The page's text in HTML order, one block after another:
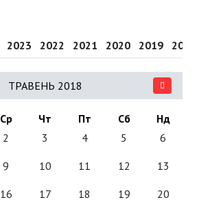
2023 2022 2021 2020 2019 2018
ТРАВЕНЬ 2018
Ср Чт Пт Сб
Нд
2 3 4 5 6
9 10 11 12 13
16 17 18 19 20